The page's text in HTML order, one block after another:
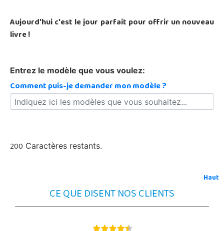
Aujourd'hui c'est le jour parfait pour offrir un nouveau
livre !
Entrez le modèle que vous voulez:
Comment puis-je demander mon modèle ?
200 Caractères restants.
Haut
CE QUE DISENT NOS CLIENTS